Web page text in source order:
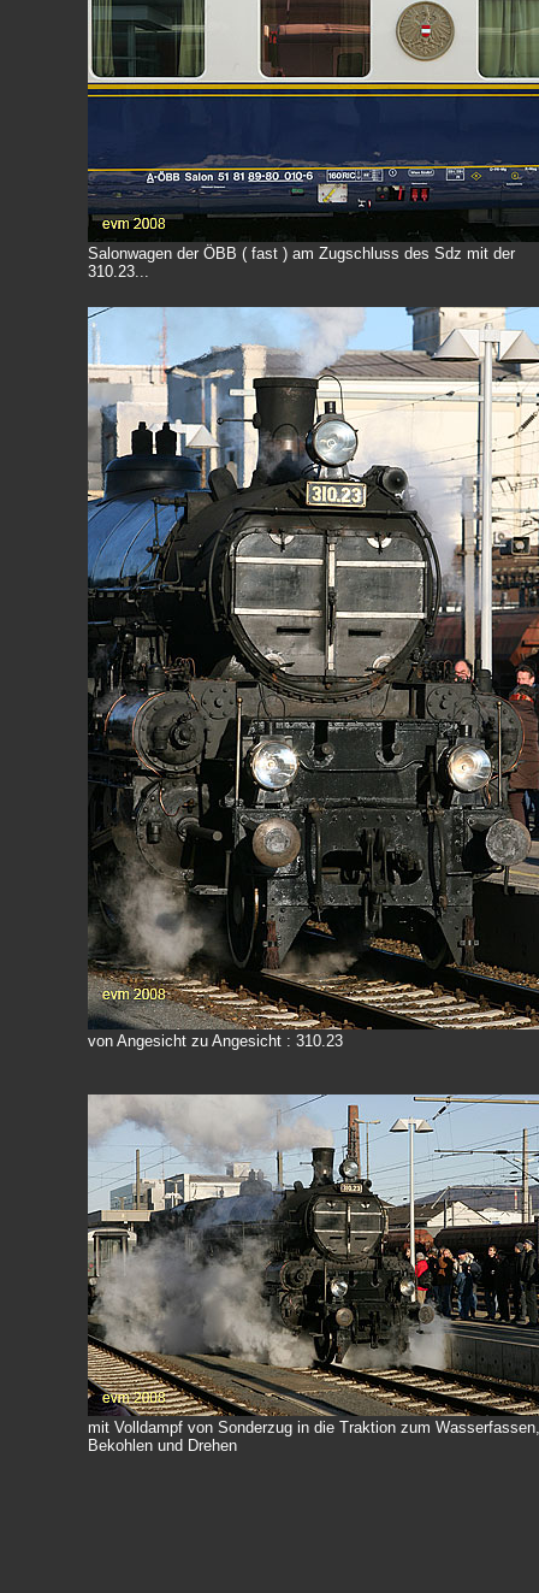
Salonwagen der ÖBB ( fast ) am Zugschluss des Sdz mit der
310.23...
von Angesicht zu Angesicht : 310.23
mit Volldampf von Sonderzug in die Traktion zum Wasserfassen,
Bekohlen und Drehen